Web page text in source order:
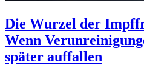
Die Wurzel der
Wenn
später auffallen